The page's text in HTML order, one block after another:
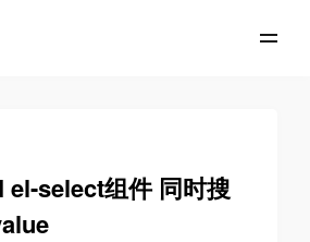
el-select组件 同时搜